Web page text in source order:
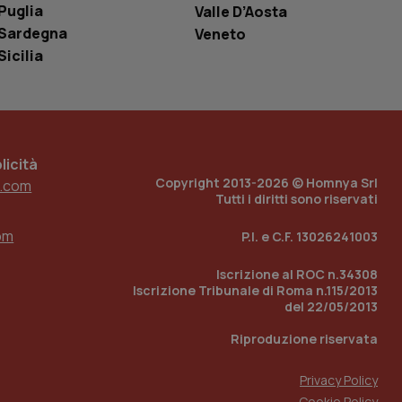
Valle D’Aosta
Veneto
Copyright 2013-2026 © Homnya Srl
Tutti i diritti sono riservati
P.I. e C.F. 13026241003
Iscrizione al ROC n.34308
Iscrizione Tribunale di Roma n.115/2013
del 22/05/2013
Riproduzione riservata
Privacy Policy
di
traccia
incorporati
la gestione
dell’esperienza
per abilitare il
con identity